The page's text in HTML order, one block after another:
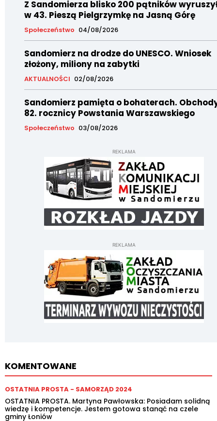
Z Sandomierza blisko 200 pątników
w 43. Pieszą Pielgrzymkę na Jasną Górę
Społeczeństwo 04/08/2026
Sandomierz na drodze do UNESCO. Wniosek
złożony, miliony na zabytki
AKTUALNOŚCI 02/08/2026
Sandomierz pamięta o bohaterach.
82. rocznicy Powstania Warszawskiego
Społeczeństwo 03/08/2026
REKLAMA
REKLAMA
KOMENTOWANE
OSTATNIA PROSTA - SAMORZĄD 2024
OSTATNIA PROSTA. Martyna Pawłowska: Posiadam solidną
wiedzę i kompetencje. Jestem gotowa stanąć na czele
gminy Łoniów